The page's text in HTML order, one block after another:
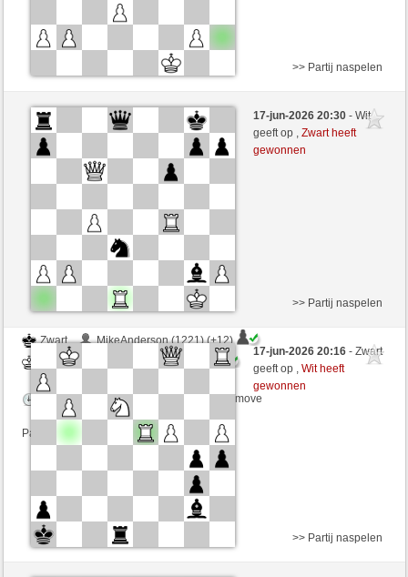
Zwart
MikeAnderson (1233) (+11)
Wit
CienFuego (1114) (-11)
Speelduur: 8 minutes/side + 5 seconds/move
>> Partij naspelen
17-jun-2026 20:30- Wit
geeft op ,Zwart heeft
gewonnen
Zwart
MikeAnderson (1221) (+12)
CienFuego (1126) (-12)
Speelduur: 8 minutes/side + 5 seconds/move
Partij telt mee voor de ranglijst
>> Partij naspelen
17-jun-2026 20:16- Zwart
geeft op ,Wit heeft
gewonnen
>> Partij naspelen